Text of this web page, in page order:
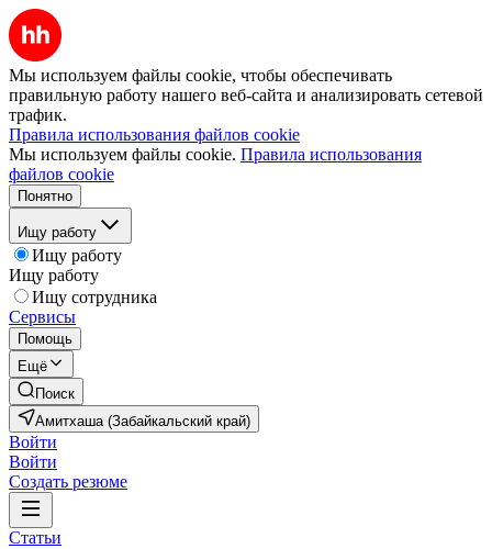
Мы используем файлы cookie, чтобы обеспечивать
правильную работу нашего веб-сайта и анализировать сетевой
трафик.
Правила использования файлов cookie
Мы используем файлы cookie. Правила использования
файлов cookie
Понятно
Ищу работу
Ищу работу
Ищу работу
Ищу сотрудника
Сервисы
Помощь
Ещё
Поиск
Амитхаша (Забайкальский край)
Войти
Войти
Создать резюме
Статьи